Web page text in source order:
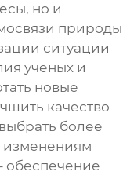
но и
природы
ситуации
ученых и
новые
качество
более
изменениям
обеспечение